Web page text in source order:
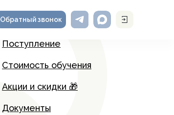
Обратный звонок
Поступление
Стоимость обучения
Акции и скидки 🎁
Документы